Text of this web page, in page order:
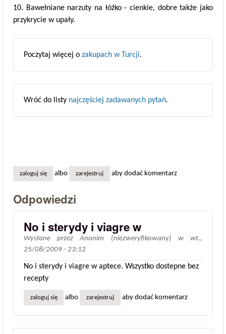
10. Bawełniane narzuty na łóżko - cienkie, dobre także jako
przykrycie w upały.
Poczytaj więcej o zakupach w Turcji.
Wróć do listy najczęściej zadawanych pytań.
zaloguj się albo zarejestruj aby dodać komentarz
Odpowiedzi
No i sterydy i viagre w
Wysłane przezAnonim (niezweryfikowany) wwt.,
25/08/2009 - 23:12
No i sterydy i viagre w aptece. Wszystko dostepne bez
recepty
zaloguj się albo zarejestruj aby dodać komentarz